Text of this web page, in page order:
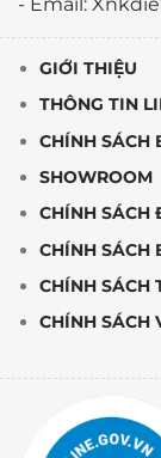
GIỚI THIỆU
THÔNG TIN
CHÍNH SÁCH
SHOWROOM
CHÍNH SÁCH
CHÍNH SÁCH
CHÍNH SÁCH
CHÍNH SÁCH